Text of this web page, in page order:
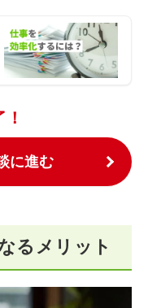
に進む
るメリット